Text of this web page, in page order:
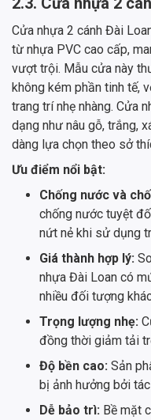
Cửa nhựa 2 cánh Đài
từ nhựa PVC cao cấp,
vượt trội. Mẫu cửa này
không kém phần tinh tế,
trang trí nhẹ nhàng. Cửa
dạng như nâu gỗ, trắng,
dàng lựa chọn theo sở
Ưu điểm nổi bật:
Chống nước và
chống nước tuyệt
nứt nẻ khi sử dụng
Giá thành hợp lý:
nhựa Đài Loan có
nhiều đối tượng
Trọng lượng nhẹ:
đồng thời giảm tải
Độ bền cao: Sản
bị ảnh hưởng bởi
Dễ bảo trì: Bề mặt